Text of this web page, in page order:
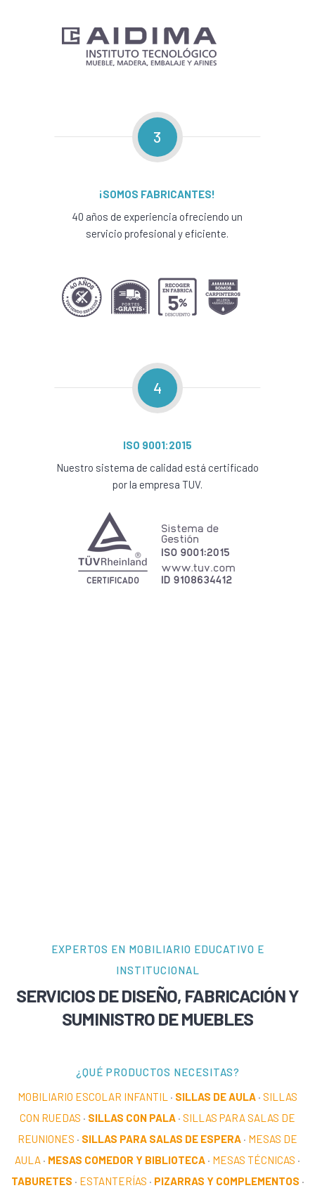
3
¡SOMOS FABRICANTES!
40 años de experiencia ofreciendo un
servicio profesional y eficiente.
4
ISO 9001:2015
Nuestro sistema de calidad está certificado
por la empresa TUV.
EXPERTOS EN MOBILIARIO EDUCATIVO E
INSTITUCIONAL
SERVICIOS DE DISEÑO, FABRICACIÓN Y
SUMINISTRO DE MUEBLES
¿QUÉ PRODUCTOS NECESITAS?
MOBILIARIO ESCOLAR INFANTIL · SILLAS DE AULA · SILLAS
CON RUEDAS · SILLAS CON PALA · SILLAS PARA SALAS DE
REUNIONES · SILLAS PARA SALAS DE ESPERA · MESAS DE
AULA · MESAS COMEDOR Y BIBLIOTECA · MESAS TÉCNICAS ·
TABURETES · ESTANTERÍAS · PIZARRAS Y COMPLEMENTOS ·